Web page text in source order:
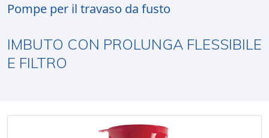
Pompe per il travaso da fusto
IMBUTO CON PROLUNGA FLESSIBILE
E FILTRO